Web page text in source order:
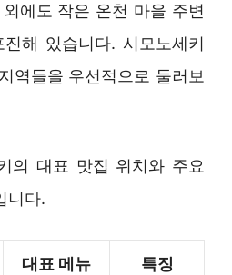
에도 작은 온천 마을 주변
해 있습니다. 시모노세키
역들을 우선적으로 둘러보
의 대표 맛집 위치와 주요
니다.
대표 메뉴 특징